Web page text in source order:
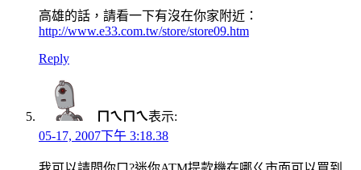
高雄的話，請看一下有沒在你家附近：
http://www.e33.com.tw/store/store09.htm
Reply
ㄇㄟㄇㄟ表示:
05-17, 2007下午 3:18.38